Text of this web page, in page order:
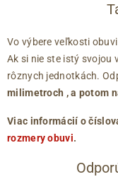
Vo výbere veľkosti
Ak si nie ste istý svojou
rôznych jednotkách.
milimetroch , a potom
Viac informácií o
rozmery obuvi.